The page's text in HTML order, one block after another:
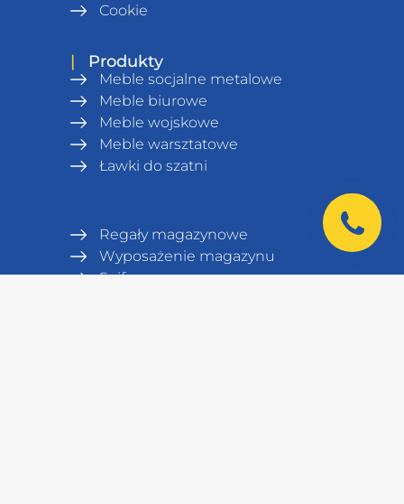
Сookie
| Produkty
Meble socjalne metalowe
Meble biurowe
Meble wojskowe
Meble warsztatowe
Ławki do szatni
Regały magazynowe
Wyposażenie magazynu
Sejfy